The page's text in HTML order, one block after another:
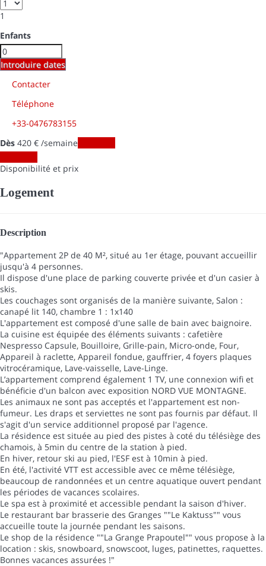
1
Enfants
Introduire dates
Contacter
Téléphone
+33-0476783155
Dès 420 € /semaine
Disponibilité et prix
Logement
Description
"Appartement 2P de 40 M², situé au 1er étage, pouvant accueillir
jusqu'à 4 personnes.
Il dispose d'une place de parking couverte privée et d'un casier à
skis.
Les couchages sont organisés de la manière suivante, Salon :
canapé lit 140, chambre 1 : 1x140
L'appartement est composé d'une salle de bain avec baignoire.
La cuisine est équipée des éléments suivants : cafetière
Nespresso Capsule, Bouilloire, Grille-pain, Micro-onde, Four,
Appareil à raclette, Appareil fondue, gauffrier, 4 foyers plaques
vitrocéramique, Lave-vaisselle, Lave-Linge.
L’appartement comprend également 1 TV, une connexion wifi et
bénéficie d'un balcon avec exposition NORD VUE MONTAGNE.
Les animaux ne sont pas acceptés et l'appartement est non-
fumeur. Les draps et serviettes ne sont pas fournis par défaut. Il
s'agit d'un service additionnel proposé par l'agence.
La résidence est située au pied des pistes à coté du télésiège des
chamois, à 5min du centre de la station à pied.
En hiver, retour ski au pied, l'ESF est à 10min à pied.
En été, l'activité VTT est accessible avec ce même télésiège,
beaucoup de randonnées et un centre aquatique ouvert pendant
les périodes de vacances scolaires.
Le spa est à proximité et accessible pendant la saison d'hiver.
Le restaurant bar brasserie des Granges ""Le Kaktuss"" vous
accueille toute la journée pendant les saisons.
Le shop de la résidence ""La Grange Prapoutel"" vous propose à la
location : skis, snowboard, snowscoot, luges, patinettes, raquettes.
Bonnes vacances assurées !"